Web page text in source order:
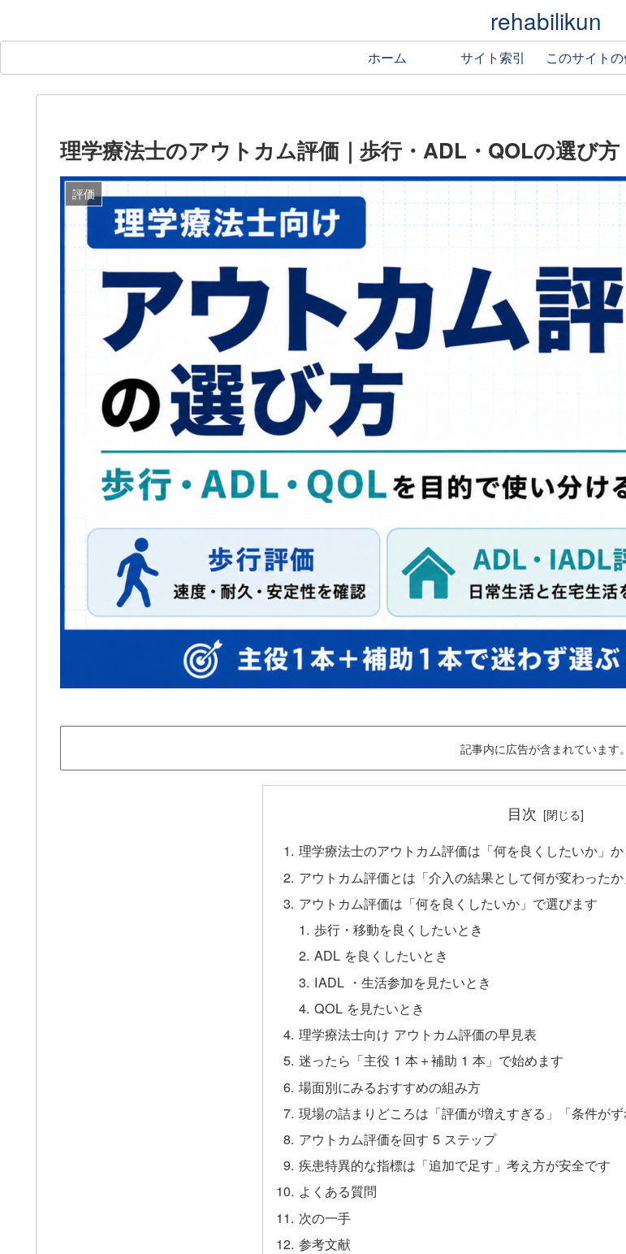
rehabilikun
ホーム サイト索引
理学療法士のアウトカム評価｜歩行・ADL・QOLの選び方
評価
記事内に広告が含まれています。
目次
理学療法士のアウトカム評価は「何を良くしたいか」
アウトカム評価とは「介入の結果として何が変わった
アウトカム評価は「何を良くしたいか」で選びます
歩行・移動を良くしたいとき
ADL を良くしたいとき
IADL ・生活参加を見たいとき
QOL を見たいとき
理学療法士向け アウトカム評価の早見表
迷ったら「主役 1 本＋補助 1 本」で始めます
場面別にみるおすすめの組み方
現場の詰まりどころは「評価が増えすぎる」「条件が
アウトカム評価を回す 5 ステップ
疾患特異的な指標は「追加で足す」考え方が安全です
よくある質問
次の一手
参考文献